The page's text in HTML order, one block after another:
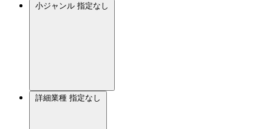
小ジャンル 指定なし
詳細業種 指定なし